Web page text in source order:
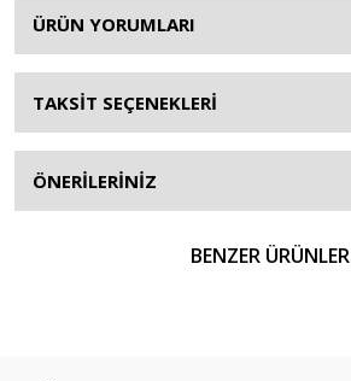
ÜRÜN YORUMLARI
TAKSİT SEÇENEKLERİ
ÖNERİLERİNİZ
BENZER ÜRÜNLER